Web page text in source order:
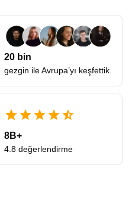
20 bin
gezgin ile Avrupa’yı keşfettik.
8B+
4.8 değerlendirme